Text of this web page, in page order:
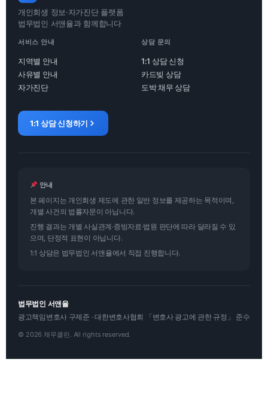
개인회생 정보·자가진단 플랫폼
법무법인 서앤율과 함께합니다
서비스 안내
지역별 안내
사유별 안내
자가진단
상담 문의
1:1 상담 신청
카드빚 상담
도박 채무 상담
1:1 상담 신청하기
안내
본 페이지는 개인회생 제도에 관한 일반 정보를 제공하는 목적이며,
개별 사건의 법률자문이 아닙니다.
진행 결과는 개별 사실관계·증빙자료·법원 판단에 따라 달라질 수 있
으며, 단정적 표현이 아닙니다.
1:1 상담은 법무법인 서앤율에서 직접 진행합니다.
법무법인 서앤율
광고책임변호사 구제준 · 대한변호사협회 「변호사 광고에 관한 규정」 준수
© 2026 채무클린. All rights reserved.